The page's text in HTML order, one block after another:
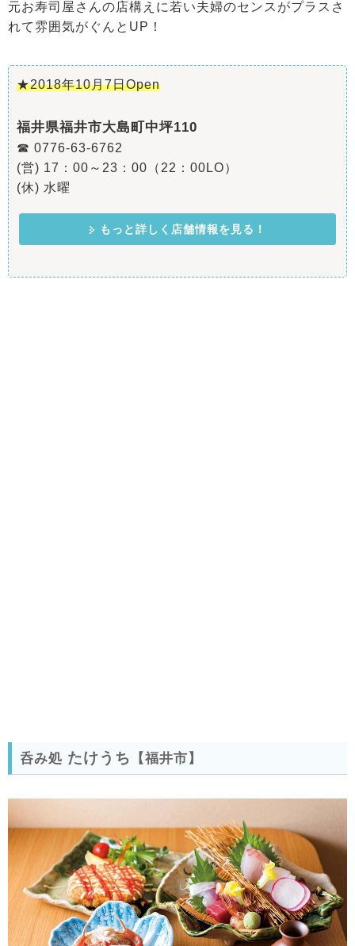
元お寿司屋さんの店構えに若い夫婦のセンスがプラスさ
れて雰囲気がぐんとUP！
★2018年10月7日Open
福井県福井市大島町中坪110
☎ 0776-63-6762
(営) 17：00～23：00（22：00LO）
(休) 水曜
もっと詳しく店舗情報を見る！
呑み処 たけうち 【福井市】